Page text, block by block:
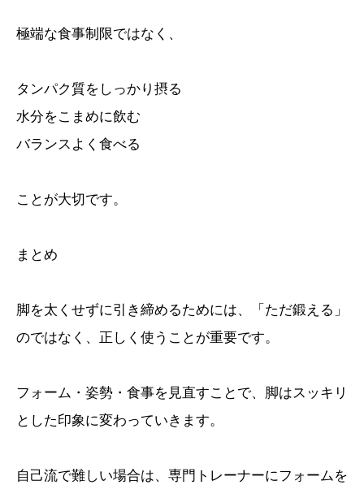
極端な食事制限ではなく、
タンパク質をしっかり摂る
水分をこまめに飲む
バランスよく食べる
ことが大切です。
まとめ
脚を太くせずに引き締めるためには、「ただ鍛える」
のではなく、正しく使うことが重要です。
フォーム・姿勢・食事を見直すことで、脚はスッキリ
とした印象に変わっていきます。
自己流で難しい場合は、専門トレーナーにフォームを